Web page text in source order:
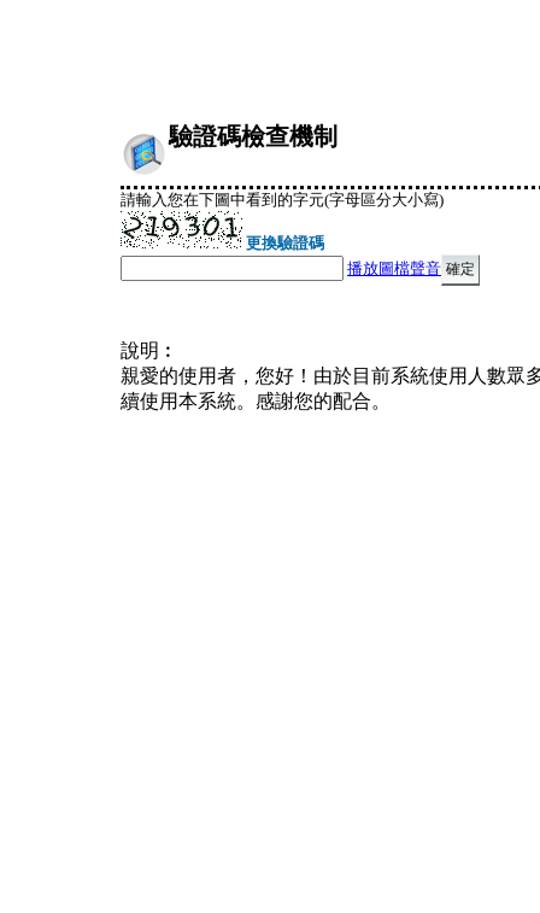
驗證碼檢查機制
請輸入您在下圖中看到的字元(字母區分大小寫)
更換驗證碼
播放圖檔聲音
說明︰
親愛的使用者，您好！由於目前系統使用人數眾
續使用本系統。感謝您的配合。